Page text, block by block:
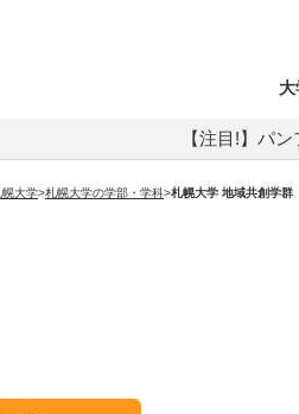
【注目!】パ
幌大学>札幌大学の学部・学科>札幌大学 地域共創学群